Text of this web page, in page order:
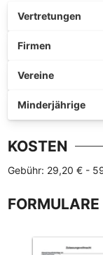
Vertretungen
Firmen
Vereine
Minderjährige
KOSTEN
Gebühr: 29,20 € -
FORMULARE